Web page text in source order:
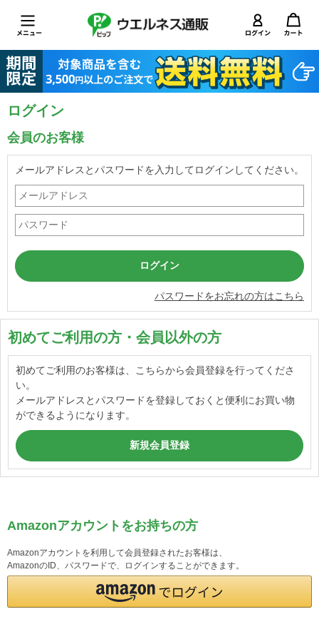
ログイン
会員のお客様
メールアドレスとパスワードを入力してログインしてください。
パスワードをお忘れの方はこちら
初めてご利用の方・会員以外の方
初めてご利用のお客様は、こちらから会員登録を行ってくださ
い。
メールアドレスとパスワードを登録しておくと便利にお買い物
ができるようになります。
Amazonアカウントをお持ちの方
Amazonアカウントを利用して会員登録されたお客様は、
AmazonのID、パスワードで、ログインすることができます。